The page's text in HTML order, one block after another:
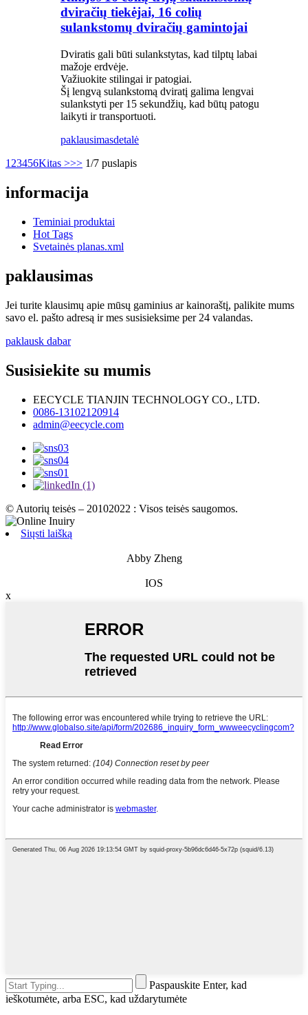
dviračių tiekėjai, 16 colių
sulankstomų dviračių gamintojai
Dviratis gali būti sulankstytas, kad tilptų labai
mažoje erdvėje.
Važiuokite stilingai ir patogiai.
Šį lengvą sulankstomą dviratį galima lengvai
sulankstyti per 15 sekundžių, kad būtų patogu
laikyti ir transportuoti.
paklausimasdetalė
1 23456Kitas >>> 1/7 puslapis
informacija
Teminiai produktai
Hot Tags
Svetainės planas.xml
paklausimas
Jei turite klausimų apie mūsų gaminius ar kainoraštį, palikite mums
savo el. pašto adresą ir mes susisieksime per 24 valandas.
paklausk dabar
Susisiekite su mumis
EECYCLE TIANJIN TECHNOLOGY CO., LTD.
0086-13102120914
admin@eecycle.com
© Autorių teisės – 20102022 : Visos teisės saugomos.
Siųsti laišką
Abby Zheng
IOS
x
Paspauskite Enter, kad
ieškotumėte, arba ESC, kad uždarytumėte